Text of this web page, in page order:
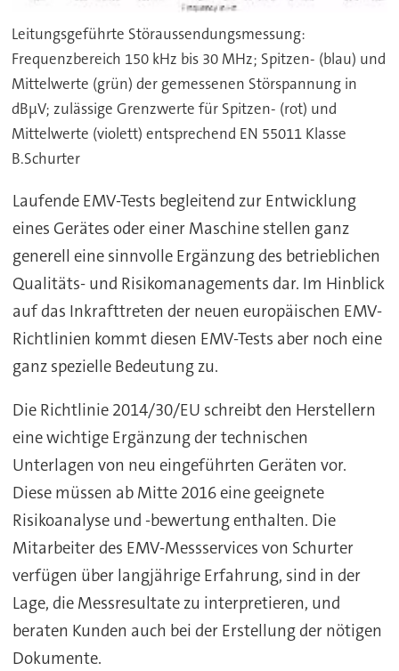
Leitungsgeführte Störaussendungsmessung:
Frequenzbereich 150 kHz bis 30 MHz; Spitzen- (blau) und
Mittelwerte (grün) der gemessenen Störspannung in
dBµV; zulässige Grenzwerte für Spitzen- (rot) und
Mittelwerte (violett) entsprechend EN 55011 Klasse
B.Schurter
Laufende EMV-Tests begleitend zur Entwicklung
eines Gerätes oder einer Maschine stellen ganz
generell eine sinnvolle Ergänzung des betrieblichen
Qualitäts- und Risikomanagements dar. Im Hinblick
auf das Inkrafttreten der neuen europäischen EMV-
Richtlinien kommt diesen EMV-Tests aber noch eine
ganz spezielle Bedeutung zu.
Die Richtlinie 2014/30/EU schreibt den Herstellern
eine wichtige Ergänzung der technischen
Unterlagen von neu eingeführten Geräten vor.
Diese müssen ab Mitte 2016 eine geeignete
Risikoanalyse und -bewertung enthalten. Die
Mitarbeiter des EMV-Messservices von Schurter
verfügen über langjährige Erfahrung, sind in der
Lage, die Messresultate zu interpretieren, und
beraten Kunden auch bei der Erstellung der nötigen
Dokumente.